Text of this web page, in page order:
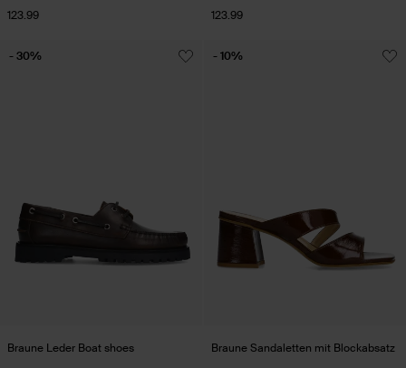
123.99 123.99
Braune Leder Boat shoes
- 30%
Braune Sandaletten mit Blockabsatz
- 10%